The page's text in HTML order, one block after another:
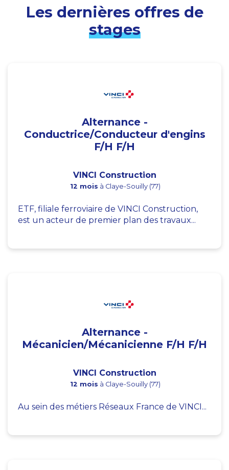
Les dernières offres de
stages
Alternance -
Conductrice/Conducteur d'engins
F/H F/H
VINCI Construction
12 mois à Claye-Souilly (77)
ETF, filiale ferroviaire de VINCI Construction,
est un acteur de premier plan des travaux...
Alternance -
Mécanicien/Mécanicienne F/H F/H
VINCI Construction
12 mois à Claye-Souilly (77)
Au sein des métiers Réseaux France de VINCI...